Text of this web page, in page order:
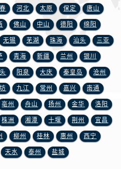
安徽省铜陵市铜官区石城大道浪琴售后服务中心（需提前预约）
安徽省芜湖市镜湖区中山路步行街浪琴售后服务中心（需提前预约）
安徽省宣城市宣州区叠嶂西路浪琴售后服务中心（需提前预约）
福建省龙岩市新罗区九一南路浪琴售后服务中心（需提前预约）
福建省南平市建阳区人民西路浪琴售后服务中心（需提前预约）
福建省宁德市蕉城区天湖东路浪琴售后服务中心（需提前预约）
福建省莆田市城厢区霞林街道荔华东大道浪琴售后服务中心（需提前预约）
福建省三明市三元区东乾二路浪琴售后服务中心（需提前预约）
福建省漳州市龙文区步港路浪琴售后服务中心（需提前预约）
江苏省常州市新北区龙锦路1590号现代传媒中心5号楼10层1008室浪琴售后服务中心（需提前预约）
江苏省淮安市清江浦区淮海北路浪琴售后服务中心（需提前预约）
河北 太原 保定 唐山
佛山 中山 德阳 绵阳
无锡 芜湖 珠海 汕头 三亚
青海 新疆 兰州 银川
阳泉 大庆 秦皇岛 沧州
九江 常州 嘉兴 南通
亳州 舟山 扬州 金华 洛阳
株洲 湘潭 十堰 荆州 宜昌
柳州 桂林 惠州 西宁
天水 泰州 盐城